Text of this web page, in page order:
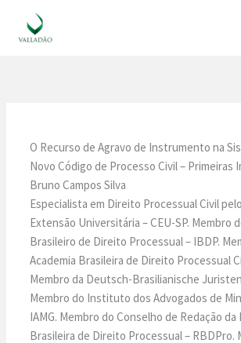
O Recurso de Agravo de Instrumento na
Novo Código de Processo Civil – Primeiras
Bruno Campos Silva
Especialista em Direito Processual Civil
Extensão Universitária – CEU-SP. Membro
Brasileiro de Direito Processual – IBDP.
Academia Brasileira de Direito Processual
Membro da Deutsch-Brasilianische
Membro do Instituto dos Advogados de
IAMG. Membro do Conselho de Redação da
Brasileira de Direito Processual – RBDPro.